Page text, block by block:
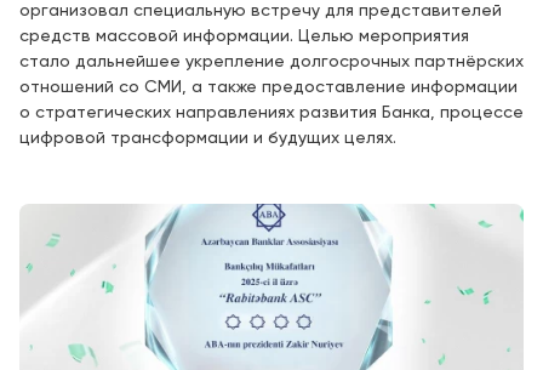
организовал специальную встречу для представителей
средств массовой информации. Целью мероприятия
стало дальнейшее укрепление долгосрочных партнёрских
отношений со СМИ, а также предоставление информации
о стратегических направлениях развития Банка, процессе
цифровой трансформации и будущих целях.